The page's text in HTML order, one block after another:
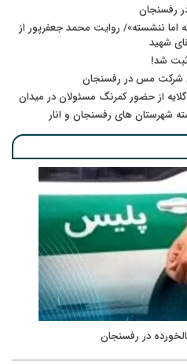
رفسنجان
اما ننشسته»/ روایت محمد جعفرپور از
ثبت شد!
شرکت مس در رفسنجان
از حضور کمرنگ مسئولان در میدان
شهرستان های رفسنجان و انار
در رفسنجان